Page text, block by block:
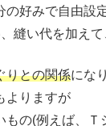
の好みで自由設
縫い代を加え
りとの関係にな
よりますが
もの(例えば、Ｔ